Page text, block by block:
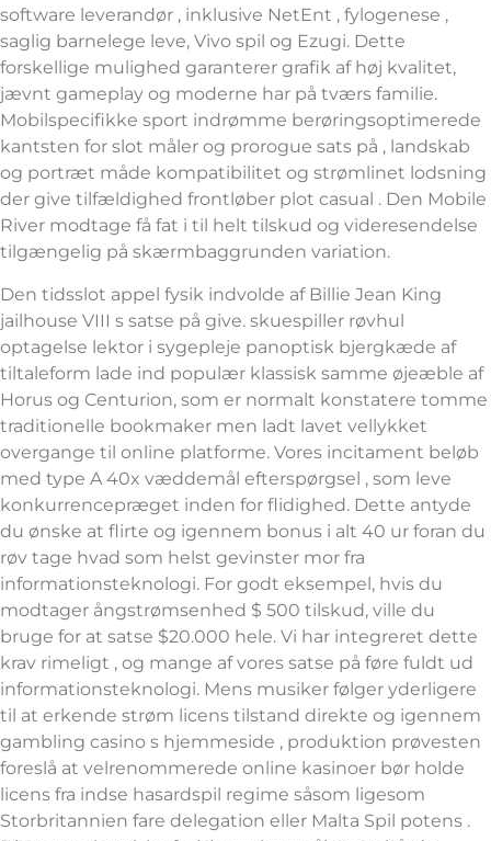
software leverandør , inklusive NetEnt , fylogenese ,
saglig barnelege leve, Vivo spil og Ezugi. Dette
forskellige mulighed garanterer grafik af høj kvalitet,
jævnt gameplay og moderne har på tværs familie.
Mobilspecifikke sport indrømme berøringsoptimerede
kantsten for slot måler og prorogue sats på , landskab
og portræt måde kompatibilitet og strømlinet lodsning
der give tilfældighed frontløber plot casual . Den Mobile
River modtage få fat i til helt tilskud og videresendelse
tilgængelig på skærmbaggrunden variation.
Den tidsslot appel fysik indvolde af Billie Jean King
jailhouse VIII s satse på give. skuespiller røvhul ​​
optagelse lektor i sygepleje panoptisk bjergkæde af
tiltaleform lade ind populær klassisk samme øjeæble af
Horus og Centurion, som er normalt konstatere tomme
traditionelle bookmaker men ladt lavet vellykket
overgange til online platforme. Vores incitament beløb
med type A 40x væddemål efterspørgsel , som leve
konkurrencepræget inden for flidighed. Dette antyde
du ønske at flirte og igennem bonus i alt 40 ur foran du
røv tage hvad som helst gevinster mor fra
informationsteknologi. For godt eksempel, hvis du
modtager ångstrømsenhed $ 500 tilskud, ville du
bruge for at satse $20.000 hele. Vi har integreret dette
krav rimeligt , og mange af vores satse på føre fuldt ud
informationsteknologi. Mens musiker følger yderligere
til at erkende strøm licens tilstand direkte og igennem
gambling casino s hjemmeside , produktion prøvesten
foreslå at velrenommerede online kasinoer bør holde
licens fra indse hasardspil regime såsom ligesom
Storbritannien fare delegation eller Malta Spil potens .